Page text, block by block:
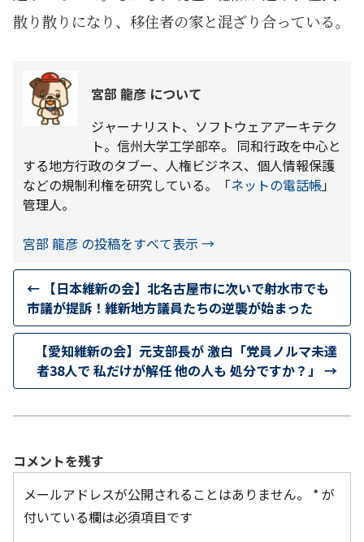
散り散りになり、移住者の家と混ざり合っている。
宮部 龍彦 について
ジャーナリスト、ソフトウェアアーキテク
ト。信州大学工学部卒。 同和行政を中心と
する地方行政のタブー、人権ビジネス、個人情報保護
などの規制利権を研究している。「ネットの電話帳」
管理人。
宮部 龍彦 の投稿をすべて表示 →
← 【日本維新の会】北名古屋市に次いで射水市でも
市議が提訴！維新地方議員たちの逆襲が始まった
【愛知維新の会】元支部長が 激白「党員ノルマ未達
者38人で 私だけが解任 他の人も 処分ですか？」 →
コメントを残す
メールアドレスが公開されることはありません。
*が
付いている欄は必須項目です